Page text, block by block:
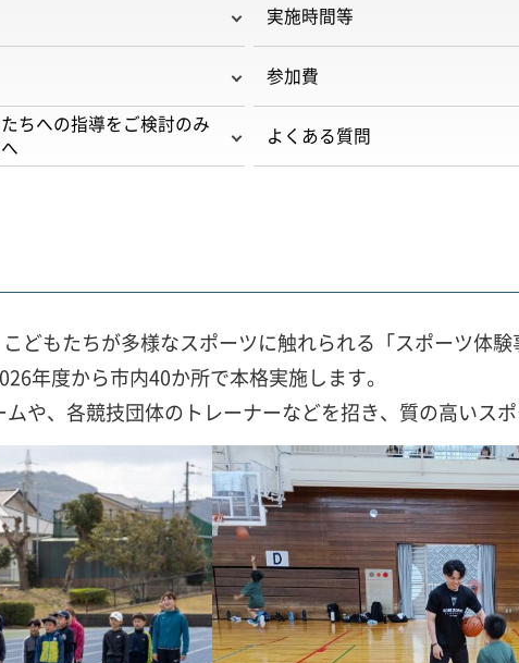
実施時間等
参加費
ちへの指導をご検討のみ
よくある質問
どもたちが多様なスポーツに触れられる「スポーツ体験
年度から市内40か所で本格実施します。
や、各競技団体のトレーナーなどを招き、質の高いスポ